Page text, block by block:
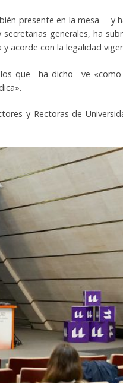
presente en la mesa— y
generales, ha
acorde con la legalidad
que –ha dicho– ve
y Rectoras de